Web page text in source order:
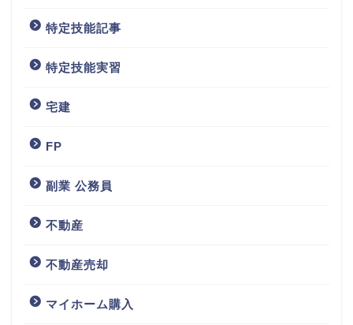
特定技能記事
特定技能実習
宅建
FP
副業 公務員
不動産
不動産売却
マイホーム購入